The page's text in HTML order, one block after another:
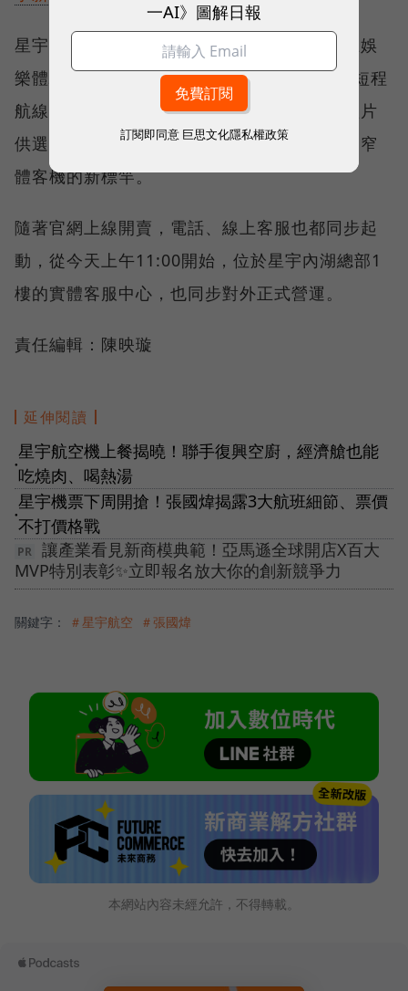
星宇特別挖腳娛樂媒體專業的人才，針對機上娛
樂體驗做規劃，因為開航初期都是3小時內的短程
航線，除了熱門的院線片，也會提供較多的短片
供選擇，要在娛樂系統的規格與內容上，做到窄
體客機的新標竿。
隨著官網上線開賣，電話、線上客服也都同步起
動，從今天上午11:00開始，位於星宇內湖總部1
樓的實體客服中心，也同步對外正式營運。
責任編輯：陳映璇
延伸閱讀
●
星宇航空機上餐揭曉！聯手復興空廚，經濟艙也能
吃燒肉、喝熱湯
●
星宇機票下周開搶！張國煒揭露3大航班細節、票價
不打價格戰
讓產業看見新商模典範！亞馬遜全球開店X百大
MVP特別表彰✨立即報名放大你的創新競爭力
關鍵字： ＃星宇航空 ＃張國煒
本網站內容未經允許，不得轉載。
一AI》圖解日報
訂閱即同意 巨思文化隱私權政策